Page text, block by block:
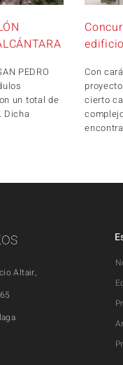
PEDRO
un total de
Dicha
Con
cierto
Altair,